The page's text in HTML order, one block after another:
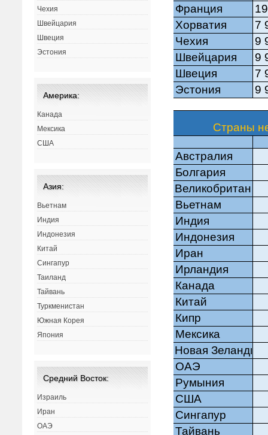
Чехия
Швейцария
Швеция
Эстония
Америка:
Канада
Мексика
США
Азия:
Вьетнам
Индия
Индонезия
Китай
Сингапур
Таиланд
Тайвань
Туркменистан
Южная Корея
Япония
Средний Восток:
Израиль
Иран
ОАЭ